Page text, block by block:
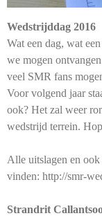
Wedstrijddag 2016
Wat een dag, wat
we mogen
veel SMR fans
Voor volgend jaar
ook? Het zal weer
wedstrijd terrein.
Alle uitslagen en
vinden: http://smr-
Strandrit